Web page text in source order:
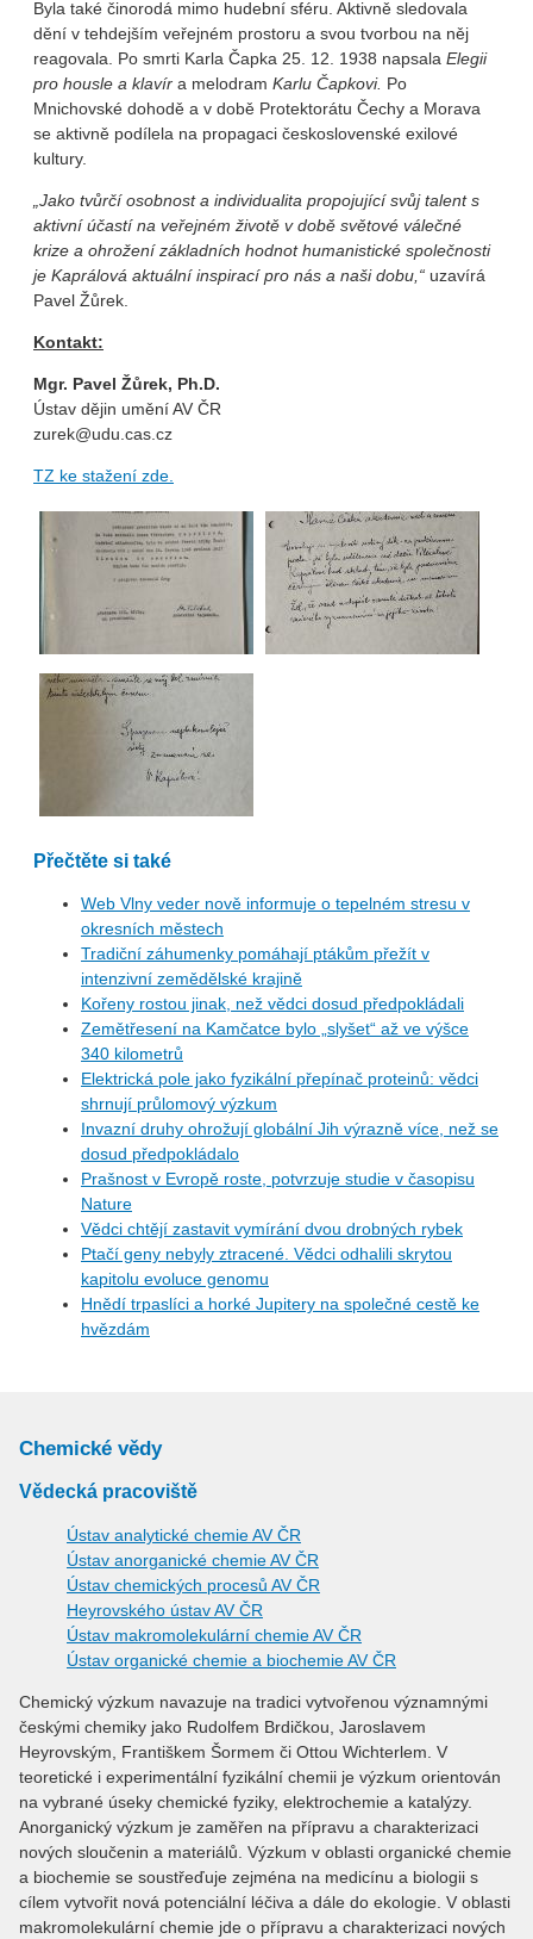
Byla také činorodá mimo hudební sféru. Aktivně sledovala
dění v tehdejším veřejném prostoru a svou tvorbou na něj
reagovala. Po smrti Karla Čapka 25. 12. 1938 napsala Elegii
pro housle a klavír a melodram Karlu Čapkovi. Po
Mnichovské dohodě a v době Protektorátu Čechy a Morava
se aktivně podílela na propagaci československé exilové
kultury.
„Jako tvůrčí osobnost a individualita propojující svůj talent s
aktivní účastí na veřejném životě v době světové válečné
krize a ohrožení základních hodnot humanistické společnosti
je Kaprálová aktuální inspirací pro nás a naši dobu,“ uzavírá
Pavel Žůrek.
Kontakt:
Mgr. Pavel Žůrek, Ph.D.
Ústav dějin umění AV ČR
zurek@udu.cas.cz
TZ ke stažení zde.
Přečtěte si také
Web Vlny veder nově informuje o tepelném stresu v
okresních městech
Tradiční záhumenky pomáhají ptákům přežít v
intenzivní zemědělské krajině
Kořeny rostou jinak, než vědci dosud předpokládali
Zemětřesení na Kamčatce bylo „slyšet“ až ve výšce
340 kilometrů
Elektrická pole jako fyzikální přepínač proteinů: vědci
shrnují průlomový výzkum
Invazní druhy ohrožují globální Jih výrazně více, než se
dosud předpokládalo
Prašnost v Evropě roste, potvrzuje studie v časopisu
Nature
Vědci chtějí zastavit vymírání dvou drobných rybek
Ptačí geny nebyly ztracené. Vědci odhalili skrytou
kapitolu evoluce genomu
Hnědí trpaslíci a horké Jupitery na společné cestě ke
hvězdám
Chemické vědy
Vědecká pracoviště
Ústav analytické chemie AV ČR
Ústav anorganické chemie AV ČR
Ústav chemických procesů AV ČR
Heyrovského ústav AV ČR
Ústav makromolekulární chemie AV ČR
Ústav organické chemie a biochemie AV ČR
Chemický výzkum navazuje na tradici vytvořenou významnými
českými chemiky jako Rudolfem Brdičkou, Jaroslavem
Heyrovským, Františkem Šormem či Ottou Wichterlem. V
teoretické i experimentální fyzikální chemii je výzkum orientován
na vybrané úseky chemické fyziky, elektrochemie a katalýzy.
Anorganický výzkum je zaměřen na přípravu a charakterizaci
nových sloučenin a materiálů. Výzkum v oblasti organické chemie
a biochemie se soustřeďuje zejména na medicínu a biologii s
cílem vytvořit nová potenciální léčiva a dále do ekologie. V oblasti
makromolekulární chemie jde o přípravu a charakterizaci nových